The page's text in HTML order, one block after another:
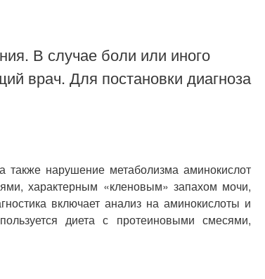
В случае боли или иного
врач. Для постановки диагноза
также нарушение метаболизма аминокислот
характерным «кленовым» запахом мочи,
включает анализ на аминокислоты и
диета с протеиновыми смесями,